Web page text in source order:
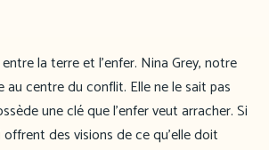
la terre et l’enfer. Nina Grey, notre
au centre du conflit. Elle ne le sait pas
une clé que l’enfer veut arracher. Si
des visions de ce qu’elle doit